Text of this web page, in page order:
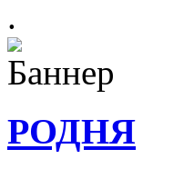
.
РОДНЯ